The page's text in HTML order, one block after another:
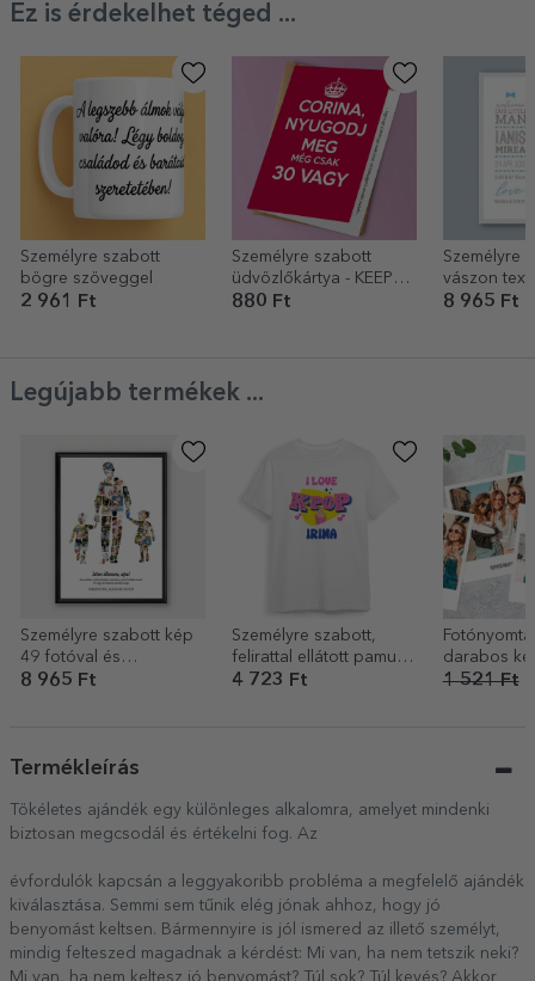
Ez is érdekelhet téged ...
Személyre szabott
bögre szöveggel
2 961 Ft
Személyre szabott
üdvözlőkártya - KEEP
CALM
880 Ft
Személyre
vászon
fotóval -
8 965 Ft
Legújabb termékek ...
Személyre szabott kép
49 fotóval és
szöveggel – Apa,
8 965 Ft
Személyre szabott,
felirattal ellátott pamut
póló gyerekeknek –
4 723 Ft
darabos
cm-es
1 521 Ft
Termékleírás
Tökéletes ajándék egy különleges alkalomra, amelyet mindenki
biztosan megcsodál és értékelni fog. Az
évfordulók kapcsán a leggyakoribb probléma a megfelelő ajándék
kiválasztása. Semmi sem tűnik elég jónak ahhoz, hogy jó
benyomást keltsen. Bármennyire is jól ismered az illető személyt,
mindig felteszed magadnak a kérdést: Mi van, ha nem tetszik neki?
Mi van, ha nem keltesz jó benyomást? Túl sok? Túl kevés? Akkor